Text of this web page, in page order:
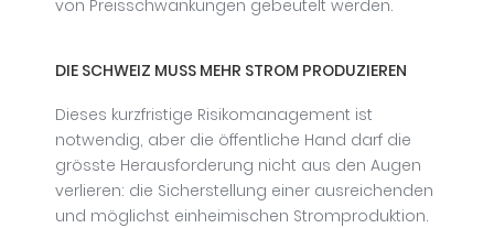
von Preisschwankungen gebeutelt werden.
DIE SCHWEIZ MUSS MEHR STROM PRODUZIEREN
Dieses kurzfristige Risikomanagement ist
notwendig, aber die öffentliche Hand darf die
grösste Herausforderung nicht aus den Augen
verlieren: die Sicherstellung einer ausreichenden
und möglichst einheimischen Stromproduktion.